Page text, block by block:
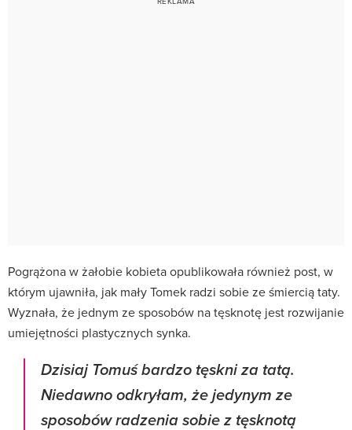
Pogrążona w żałobie kobieta opublikowała również post, w
którym ujawniła, jak mały Tomek radzi sobie ze śmiercią taty.
Wyznała, że jednym ze sposobów na tęsknotę jest rozwijanie
umiejętności plastycznych synka.
Dzisiaj Tomuś bardzo tęskni za tatą.
Niedawno odkryłam, że jedynym ze
sposobów radzenia sobie z tęsknotą